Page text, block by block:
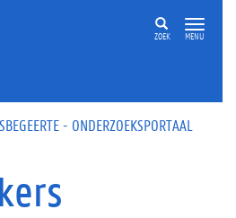
ZOEK MENU
- ONDERZOEKSPORTAAL